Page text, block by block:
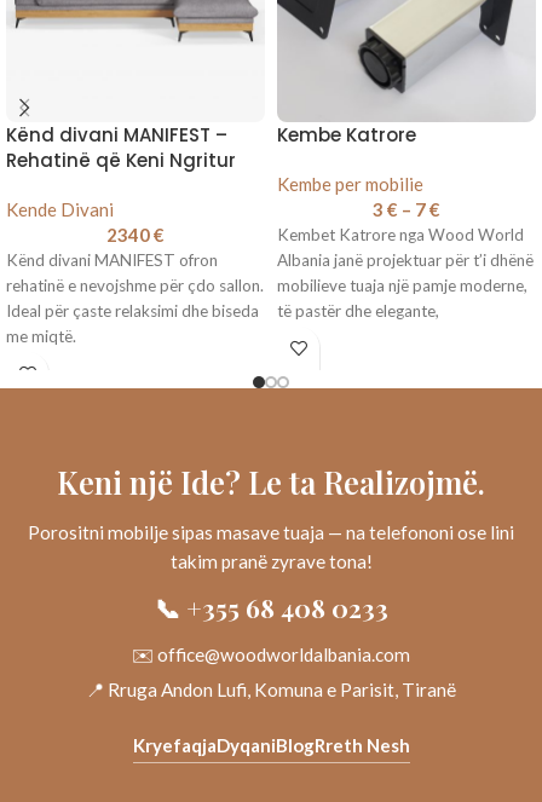
Kënd divani MANIFEST –
Rehatinë që Keni Ngritur
Kende Divani
2340€
Kënd divani MANIFEST ofron
rehatinë e nevojshme për çdo sallon.
Ideal për çaste relaksimi dhe biseda
me miqtë.
Kembe Katrore
Kembe per mobilie
3 € – 7€
Kembet Katrore nga Wood World
Albania janë projektuar për t’i dhënë
mobilieve tuaja një pamje moderne,
të pastër dhe elegante,
Keni një Ide? Le ta Realizojmë.
Porositni mobilje sipas masave tuaja — na telefononi ose lini
takim pranë zyrave tona!
📞 +355 68 408 0233
✉️ office@woodworldalbania.com
📍 Rruga Andon Lufi, Komuna e Parisit, Tiranë
KryefaqjaDyqaniBlogRreth Nesh